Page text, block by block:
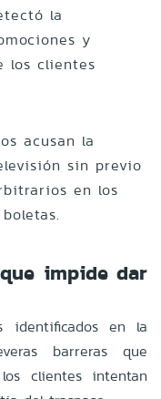
la
y
los clientes
acusan la
sin previo
en los
impide dar
identificados en la
barreras que
clientes intentan